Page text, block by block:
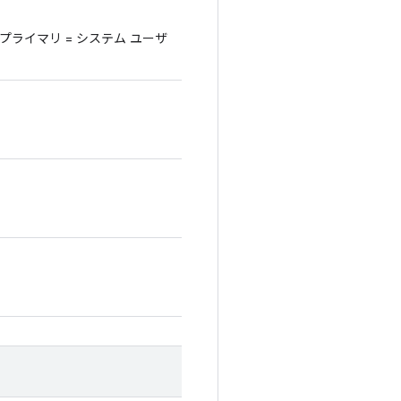
ライマリ = システム ユーザ